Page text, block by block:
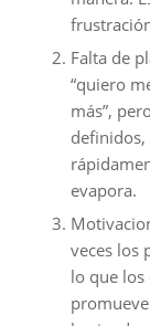
Falta de
“quiero
más”,
evapora.
veces los
lo que los